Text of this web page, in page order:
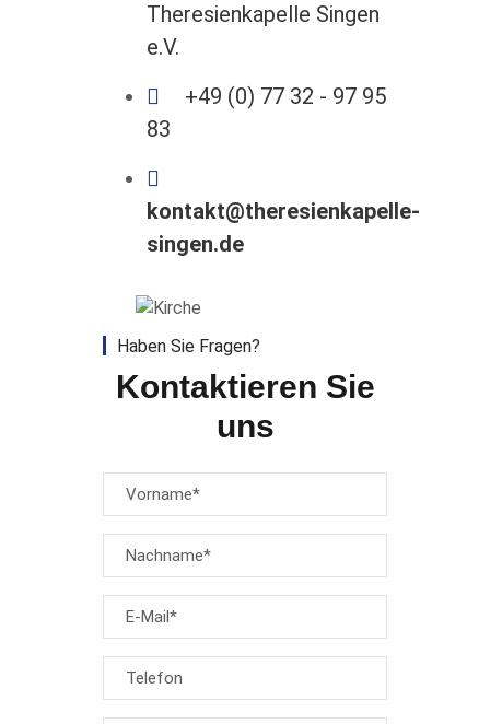
Haben Sie Fragen?
Kontaktieren Sie
uns
Theresienkapelle Singen
e.V.
+49 (0) 77 32 - 97 95
83
kontakt@theresienkapelle-
singen.de